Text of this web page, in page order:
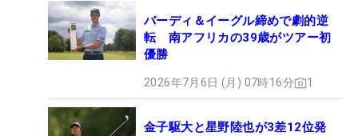
バーディ＆イーグル締めで劇的逆
転 南アフリカの39歳がツアー初
優勝
2026年7月6日 (月) 07時16分 1
金子駆大と星野陸也が3差12位発